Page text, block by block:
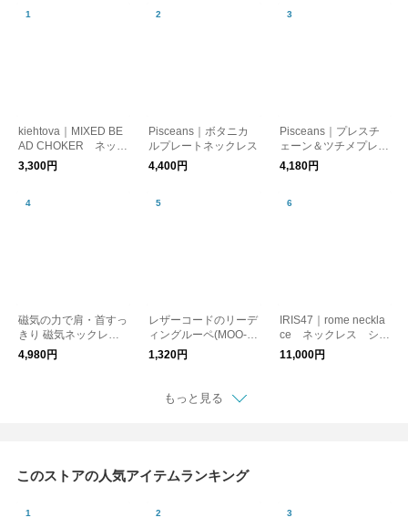
kiehtova｜MIXED BE
AD CHOKER ネック
レス コード レイヤ
ード
3,300円
Pisceans｜ボタニカ
ルプレートネックレス
4,400円
Pisceans｜プレスチ
ェーン＆ツチメプレー
トネックレス（ステン
レス）
4,180円
磁気の力で肩・首すっ
きり 磁気ネックレス
管理医療機器／MAGS
LIM マグスリム
4,980円
レザーコードのリーデ
ィングルーペ(MOO-1
09)【メール便対象】
1,320円
IRIS47｜rome neckla
ce ネックレス シル
クコード 日本製
11,000円
もっと見る
このストアの人気アイテムランキング